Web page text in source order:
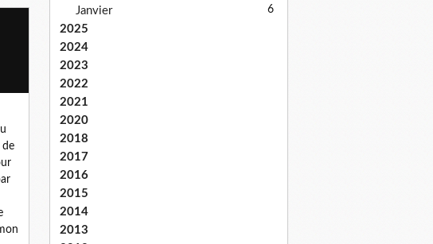
de
Janvier 6
2025
2024
2023
2022
2021
2020
2018
2017
2016
2015
2014
2013